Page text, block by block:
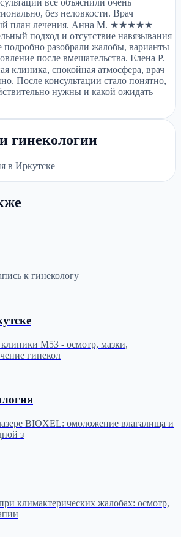
всё объяснили очень
без неловкости. Врач
план лечения. Анна М. ★★★★★
подход и отсутствие навязывания
разобрали жалобы, варианты
после вмешательства. Елена Р.
спокойная атмосфера, врач
После консультации стало понятно,
нужны и какой ожидать
гинекологии
в Иркутске
к гинекологу
М53 - осмотр, мазки,
гинекол
BIOXEL: омоложение влагалища и
з
климактерических жалобах: осмотр,